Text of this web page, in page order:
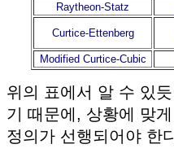
Raytheon-Statz
Curtice-Ettenberg
Modified Curtice-Cubic
위의 표에서 알 수 있
기 때문에, 상황에 맞
정의가 선행되어야 한